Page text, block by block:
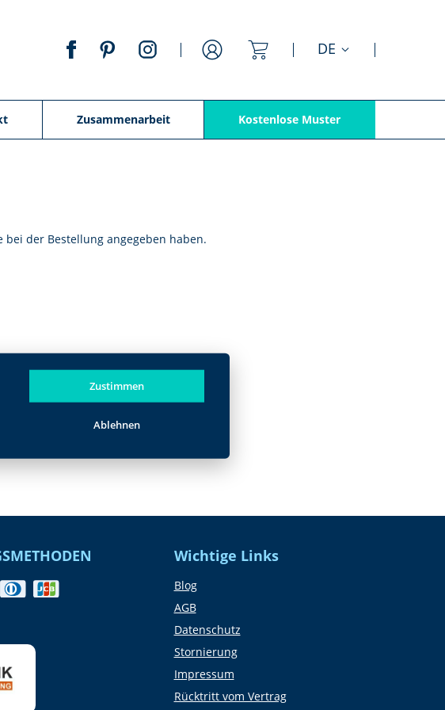
Mein Warenkorb
DE
Zusammenarbeit Kostenlose Muster
der Bestellung angegeben haben.
Wichtige Links
Blog
AGB
Datenschutz
Stornierung
Impressum
Rücktritt vom Vertrag
Zustimmen
Ablehnen